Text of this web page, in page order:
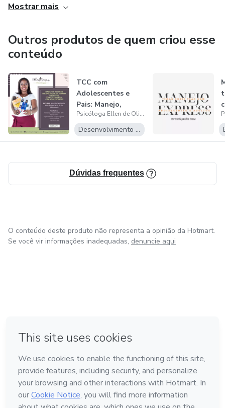
e a essência da negritude” e “Feiurinha Sabe tudo”.
É colunista do Jornal Empoderado, das Revistas Statto e
Vivendo PlenaMente, além de comandar o quadro “Olhar
para Si”, do Programa Em Destaque da Brasil Absoluto
WebTV.
Saiba mais em @psicologaellensenra.
Mostrar mais
Outros produtos de quem criou esse
conteúdo
TCC com
Adolescentes e
Pais: Manejo,
Intervenções e
Recursos...
Psicóloga Ellen de Oliveira Moraes Senra
Desenvolvimento Pessoal
Dúvidas frequentes
O conteúdo deste produto não representa a opinião da Hotmart.
Se você vir informações inadequadas, denuncie aqui
Feito com ❤ em Madrid
Conheça a Hotmart